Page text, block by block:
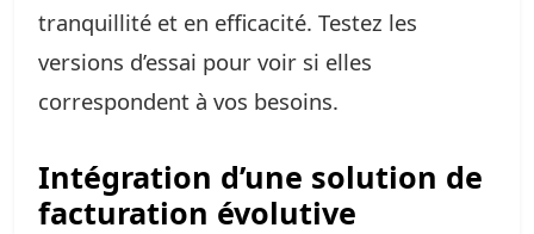
tranquillité et en efficacité. Testez les
versions d’essai pour voir si elles
correspondent à vos besoins.
Intégration d’une solution de
facturation évolutive